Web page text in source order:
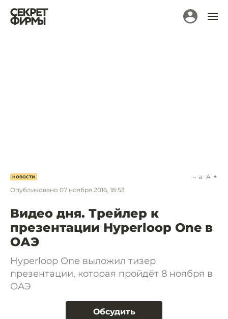
НОВОСТИ
Опубликовано 07 ноября 2016, 18:53
a A
Видео дня. Трейлер к
презентации Hyperloop One в
ОАЭ
Hyperloop One выложил тизер
презентации, которая пройдёт 8 ноября в
ОАЭ
Обсудить